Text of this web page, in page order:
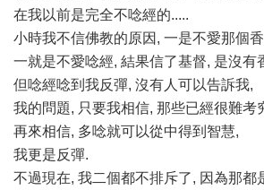
在我以前是完全不唸經的.....
小時我不信佛教的原因, 一是不愛那個
一就是不愛唸經, 結果信了基督, 是沒有
但唸經唸到我反彈, 沒有人可以告訴我,
我的問題, 只要我相信, 那些已經很難考
再來相信, 多唸就可以從中得到智慧,
我更是反彈.
不過現在, 我二個都不排斥了, 因為那都